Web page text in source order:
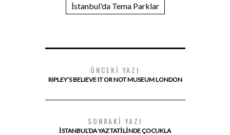
İstanbul'da Tema Parklar
ÖNCEKI YAZI
RIPLEY’S BELIEVE IT OR NOT MUSEUM LONDON
SONRAKI YAZI
İSTANBUL’DA YAZ TATILINDE ÇOCUKLA